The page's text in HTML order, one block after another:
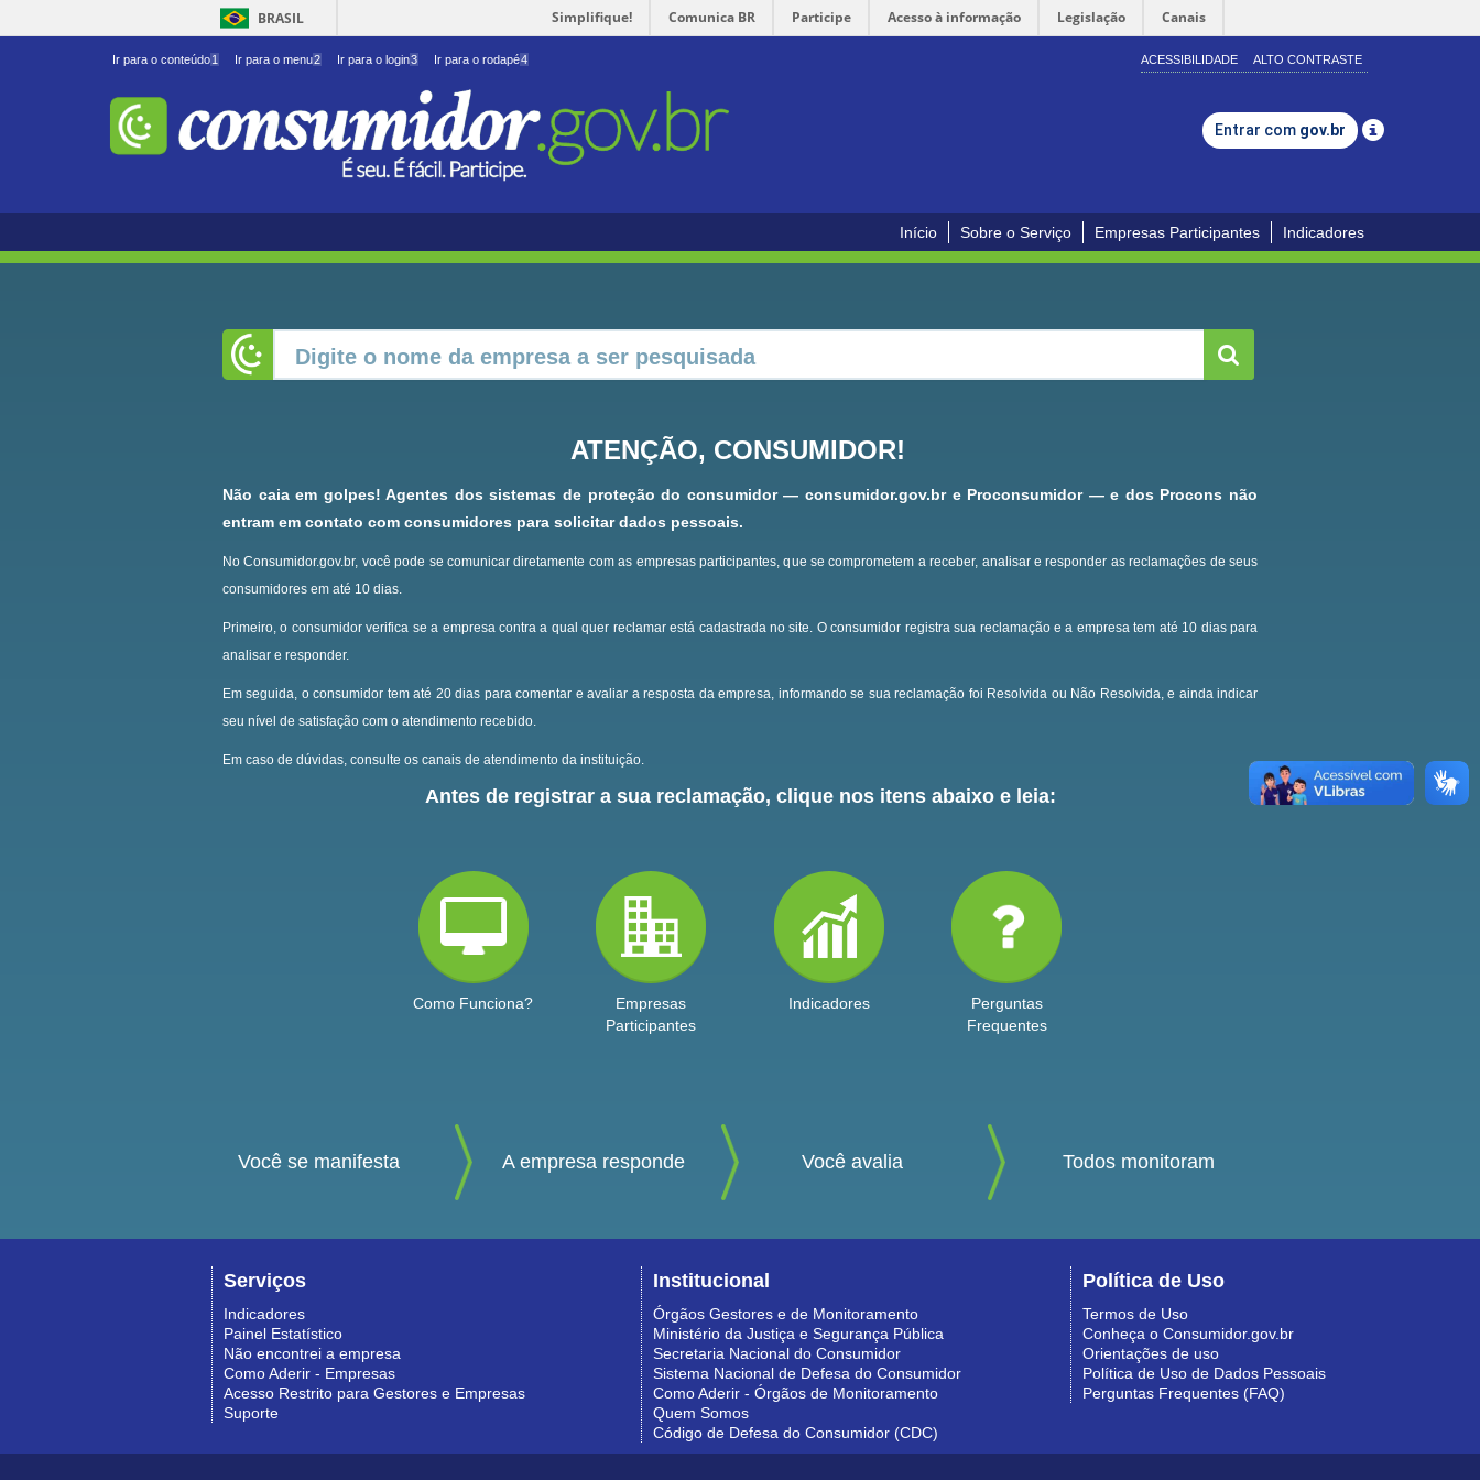
BRASIL Simplifique! Comunica BR Participe Acesso à informação Legislação Canais
Ir para o conteúdo1 Ir para o menu2 Ir para o login3 Ir para o rodapé4 ACESSIBILIDADE ALTO CONTRASTE
Entrar com gov.br
Início Sobre o Serviço Empresas Participantes Indicadores
ATENÇÃO, CONSUMIDOR!
Não caia em golpes! Agentes dos sistemas de proteção do consumidor — consumidor.gov.br e Proconsumidor — e dos Procons não
entram em contato com consumidores para solicitar dados pessoais.
No Consumidor.gov.br, você pode se comunicar diretamente com as empresas participantes, que se comprometem a receber, analisar e responder as reclamações de seus
consumidores em até 10 dias.
Primeiro, o consumidor verifica se a empresa contra a qual quer reclamar está cadastrada no site. O consumidor registra sua reclamação e a empresa tem até 10 dias para
analisar e responder.
Em seguida, o consumidor tem até 20 dias para comentar e avaliar a resposta da empresa, informando se sua reclamação foi Resolvida ou Não Resolvida, e ainda indicar
seu nível de satisfação com o atendimento recebido.
Em caso de dúvidas, consulte os canais de atendimento da instituição.
Antes de registrar a sua reclamação, clique nos itens abaixo e leia:
Como Funciona?
Empresas
Participantes
Indicadores
Perguntas
Frequentes
Você se manifesta A empresa responde Você avalia Todos monitoram
Serviços
Indicadores
Painel Estatístico
Não encontrei a empresa
Como Aderir - Empresas
Acesso Restrito para Gestores e Empresas
Suporte
Institucional
Órgãos Gestores e de Monitoramento
Ministério da Justiça e Segurança Pública
Secretaria Nacional do Consumidor
Sistema Nacional de Defesa do Consumidor
Como Aderir - Órgãos de Monitoramento
Quem Somos
Código de Defesa do Consumidor (CDC)
Política de Uso
Termos de Uso
Conheça o Consumidor.gov.br
Orientações de uso
Política de Uso de Dados Pessoais
Perguntas Frequentes (FAQ)